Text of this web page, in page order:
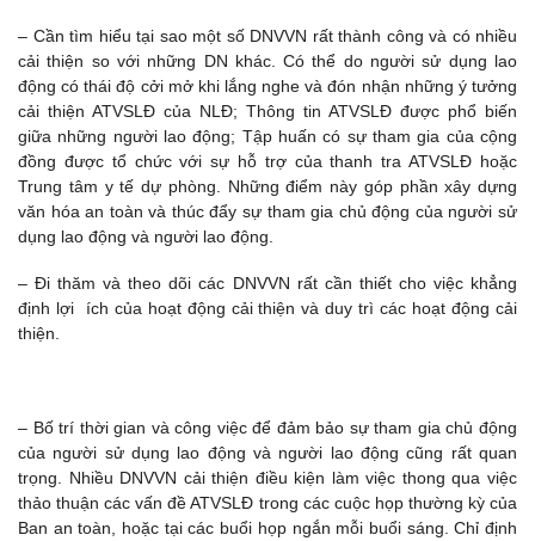
– Cần tìm hiểu tại sao một số DNVVN rất thành công và có nhiều
cải thiện so với những DN khác. Có thể do người sử dụng lao
động có thái độ cởi mở khi lắng nghe và đón nhận những ý tưởng
cải thiện ATVSLĐ của NLĐ; Thông tin ATVSLĐ được phổ biến
giữa những người lao động; Tập huấn có sự tham gia của cộng
đồng được tổ chức với sự hỗ trợ của thanh tra ATVSLĐ hoặc
Trung tâm y tế dự phòng. Những điểm này góp phần xây dựng
văn hóa an toàn và thúc đẩy sự tham gia chủ động của người sử
dụng lao động và người lao động.
– Đi thăm và theo dõi các DNVVN rất cần thiết cho việc khẳng
định lợi ích của hoạt động cải thiện và duy trì các hoạt động cải
thiện.
– Bố trí thời gian và công việc để đảm bảo sự tham gia chủ động
của người sử dụng lao động và người lao động cũng rất quan
trọng. Nhiều DNVVN cải thiện điều kiện làm việc thong qua việc
thảo thuận các vấn đề ATVSLĐ trong các cuộc họp thường kỳ của
Ban an toàn, hoặc tại các buổi họp ngắn mỗi buổi sáng. Chỉ định